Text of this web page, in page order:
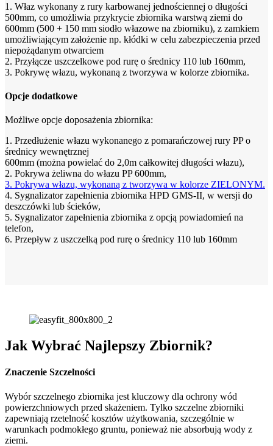
1. Właz wykonany z rury karbowanej jednościennej o długości
500mm, co umożliwia przykrycie zbiornika warstwą ziemi do
600mm (500 + 150 mm siodło włazowe na zbiorniku), z zamkiem
umożliwiającym założenie np. kłódki w celu zabezpieczenia przed
niepożądanym otwarciem
2. Przyłącze uszczelkowe pod rurę o średnicy 110 lub 160mm,
3. Pokrywę włazu, wykonaną z tworzywa w kolorze zbiornika.
Opcje dodatkowe
Możliwe opcje doposażenia zbiornika:
1. Przedłużenie włazu wykonanego z pomarańczowej rury PP o
średnicy wewnętrznej
600mm (można powielać do 2,0m całkowitej długości włazu),
2. Pokrywa żeliwna do włazu PP 600mm,
3. Pokrywa włazu, wykonaną z tworzywa w kolorze ZIELONYM.
4. Sygnalizator zapełnienia zbiornika HPD GMS-II, w wersji do
deszczówki lub ścieków,
5. Sygnalizator zapełnienia zbiornika z opcją powiadomień na
telefon,
6. Przepływ z uszczelką pod rurę o średnicy 110 lub 160mm
Jak Wybrać Najlepszy Zbiornik?
Znaczenie Szczelności
Wybór szczelnego zbiornika jest kluczowy dla ochrony wód
powierzchniowych przed skażeniem. Tylko szczelne zbiorniki
zapewniają rzetelność kosztów użytkowania, szczególnie w
warunkach podmokłego gruntu, ponieważ nie absorbują wody z
ziemi.